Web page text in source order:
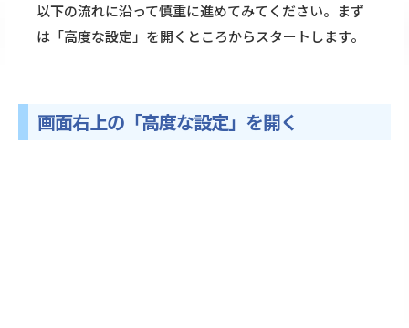
以下の流れに沿って慎重に進めてみてください。まず
は「高度な設定」を開くところからスタートします。
画面右上の「高度な設定」を開く